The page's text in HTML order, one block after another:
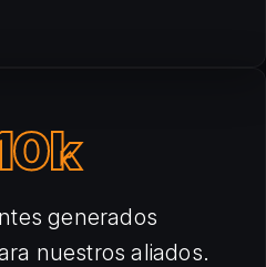
generados
nuestros aliados.